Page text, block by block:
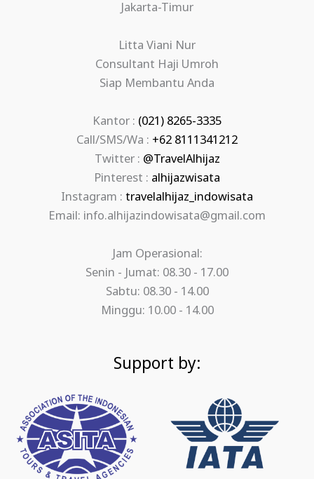
Jakarta-Timur
Litta Viani Nur
Consultant Haji Umroh
Siap Membantu Anda
Kantor : (021) 8265-3335
Call/SMS/Wa : +62 8111341212
Twitter : @TravelAlhijaz
Pinterest : alhijazwisata
Instagram : travelalhijaz_indowisata
Email: info.alhijazindowisata@gmail.com
Jam Operasional:
Senin - Jumat: 08.30 - 17.00
Sabtu: 08.30 - 14.00
Minggu: 10.00 - 14.00
Support by: